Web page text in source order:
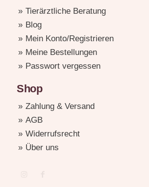
Tierärztliche Beratung
Blog
Mein Konto/Registrieren
Meine Bestellungen
Passwort vergessen
Shop
Zahlung & Versand
AGB
Widerrufsrecht
Über uns